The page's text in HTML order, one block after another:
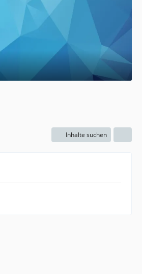
Inhalte suchen